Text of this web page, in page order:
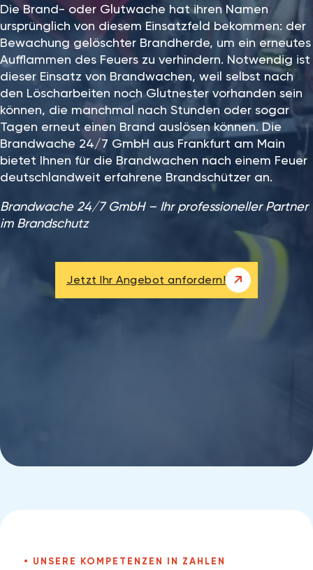
Die Brand- oder Glutwache hat ihren Namen
ursprünglich von diesem Einsatzfeld bekommen: der
Bewachung gelöschter Brandherde, um ein erneutes
Aufflammen des Feuers zu verhindern. Notwendig ist
dieser Einsatz von Brandwachen, weil selbst nach
den Löscharbeiten noch Glutnester vorhanden sein
können, die manchmal nach Stunden oder sogar
Tagen erneut einen Brand auslösen können. Die
Brandwache 24/7 GmbH aus Frankfurt am Main
bietet Ihnen für die Brandwachen nach einem Feuer
deutschlandweit erfahrene Brandschützer an.
Brandwache 24/7 GmbH – Ihr professioneller Partner
im Brandschutz
Jetzt Ihr Angebot anfordern!
UNSERE KOMPETENZEN IN ZAHLEN